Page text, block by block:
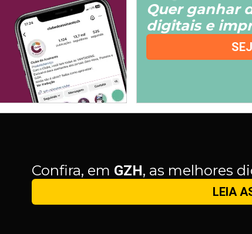
Quer ganhar
digitais e
Confira, em GZH, as melhores
LEIA